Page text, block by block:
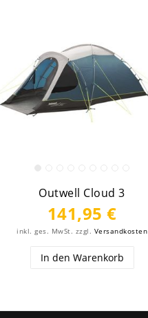
Outwell Cloud 3
141,95 €
inkl. ges. MwSt. zzgl. Versandkosten
In den Warenkorb